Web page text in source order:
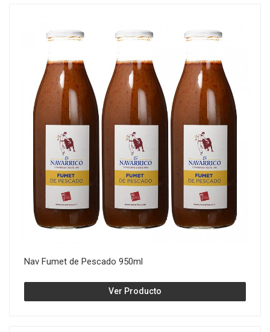
Nav Fumet de Pescado 950ml
Ver Producto